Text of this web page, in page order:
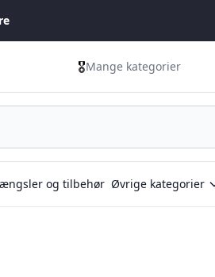
🎖️Mange kategorier
og tilbehør Øvrige kategorier